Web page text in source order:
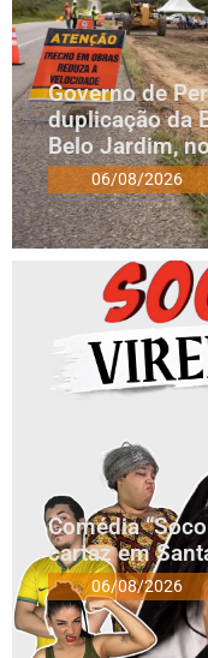
Governo de
duplicação da
Belo Jardim,
06/08/2026
Comédia
cartaz em
06/08/2026